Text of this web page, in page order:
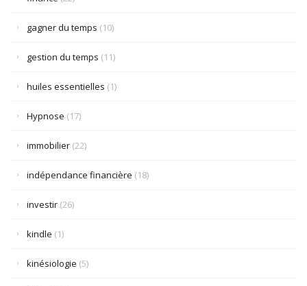
gagner du temps (10)
gestion du temps (11)
huiles essentielles (1)
Hypnose (17)
immobilier (22)
indépendance financière (18)
investir (26)
kindle (1)
kinésiologie (5)